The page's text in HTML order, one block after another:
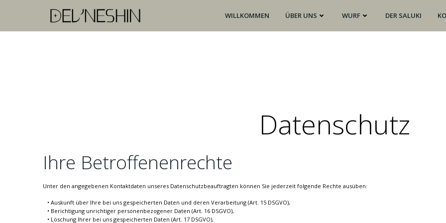
springen
WILLKOMMEN ÜBER UNS WURF DER SALUKI
Datenschutz
Ihre Betroffenenrechte
Unter den angegebenen Kontaktdaten unseres Datenschutzbeauftragten können Sie jederzeit folgende Rechte ausüben:
Auskunft über Ihre bei uns gespeicherten Daten und deren Verarbeitung (Art. 15 DSGVO),
Berichtigung unrichtiger personenbezogener Daten (Art. 16 DSGVO),
Löschung Ihrer bei uns gespeicherten Daten (Art. 17 DSGVO),